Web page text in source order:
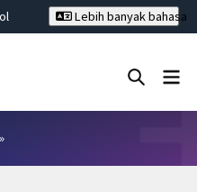
Lebih banyak bahasa